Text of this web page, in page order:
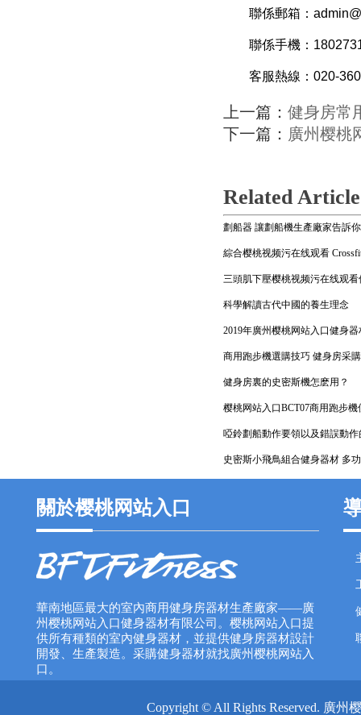
聯係郵箱：
聯係手機：
客服熱線：020-
上一篇： 健身房常
下一篇： 廣州樱桃
Related Article
劃船器 讓劃船機生產廠家告訴
綜合樱桃视频污在线观看
三頭肌下壓樱桃视频污在线观
科學解讀古代中國的養生理念
2019年廣州樱桃网站入口健身
商用跑步機選購技巧 健身房采
健身房裏的史密斯機怎麽用？
樱桃网站入口BCT07商用跑步
啞鈴劃船動作要領以及錯誤動
史密斯小飛鳥組合健身器材 多
關於樱桃网站入口
華南地區最大的室內商用健身房器材生產廠家——廣
州樱桃网站入口健身器材有限公司。樱桃网站入口提
供所有種類的室內健身器材，並提供健身房器材設計
開發、生產製造。采購健身器材就找廣州樱桃网站入
口。
Copyright © All Rights Reserved. 廣